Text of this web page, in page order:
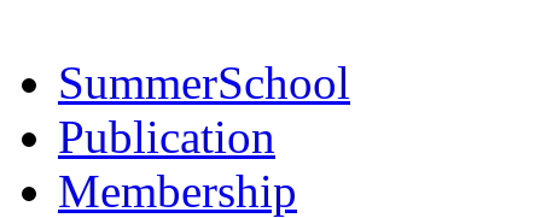
SummerSchool
Publication
Membership